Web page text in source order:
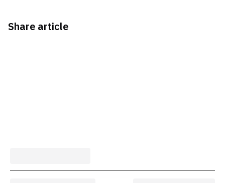
Share article